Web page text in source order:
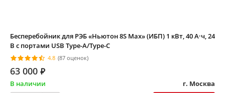
Бесперебойник для РЭБ «Ньютон 8S Max» (ИБП) 1 кВт, 40 А·ч, 24
В с портами USB Type-A/Type-C
4.8 (87 оценок)
63 000 ⃏
В наличии г. Москва